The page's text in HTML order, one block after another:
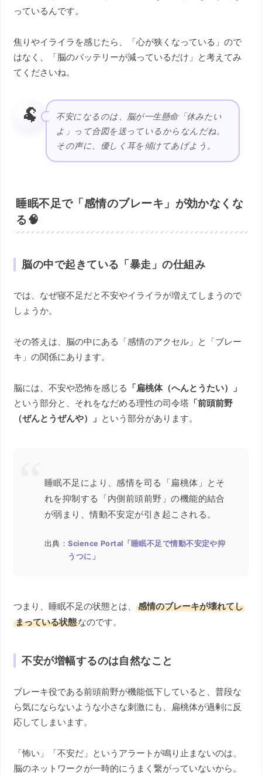
っているんです。
焦りやイライラを感じたら、「心が狭くなっている」ので
はなく、「脳のバッテリーが減っているだけ」と考えてみ
てくださいね。
🐏
不安になるのは、脳が一生懸命「休みたい
よ」って合図を送っているからなんだね。
その声に、優しく耳を傾けてあげよう。
睡眠不足で「感情のブレーキ」が効かなくな
る🧠
脳の中で起きている「暴走」の仕組み
では、なぜ寝不足だと不安やイライラが増えてしまうので
しょうか。
その答えは、脳の中にある「感情のアクセル」と「ブレー
キ」の関係にあります。
脳には、不安や恐怖を感じる 「扁桃体（へんとうたい）」
という部分と、それをなだめる理性の司令塔 「前頭前野
（ぜんとうぜんや）」 という部分があります。
睡眠不足により、感情を司る「扁桃体」とそ
れを抑制する「内側前頭前野」の機能的結合
が弱まり、情動不安定が引き起こされる。
出典：Science Portal「睡眠不足で情動不安定や抑
うつに」
つまり、睡眠不足の状態とは、感情のブレーキが壊れてし
まっている状態なのです。
不安が増幅するのは自然なこと
ブレーキ役である前頭前野が機能低下していると、普段な
ら気にならないような小さな刺激にも、扁桃体が過剰に反
応してしまいます。
「怖い」「不安だ」というアラートが鳴り止まないのは、
脳のネットワークが一時的にうまく繋がっていないから。